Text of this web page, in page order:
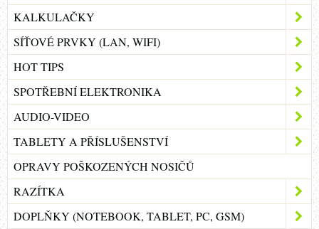
KALKULAČKY
SÍŤOVÉ PRVKY (LAN, WIFI)
HOT TIPS
SPOTŘEBNÍ ELEKTRONIKA
AUDIO-VIDEO
TABLETY A PŘÍSLUŠENSTVÍ
OPRAVY POŠKOZENÝCH NOSIČŮ
RAZÍTKA
DOPLŇKY (NOTEBOOK, TABLET, PC, GSM)